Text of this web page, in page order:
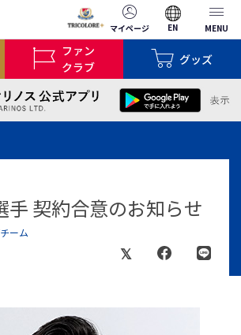
マイページ EN MENU
ファン
クラブ
グッズ
手 契約合意のお知らせ
ーム